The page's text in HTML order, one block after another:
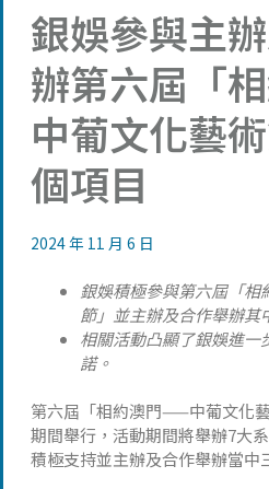
銀娛參與主
辦第六屆「
中葡文化藝
個項目
2024 年 11 月 6 日
銀娛積極參與第六屆「
節」並主辦及合作舉辦其
相關活動凸顯了銀娛進一
諾。
第六屆「相約澳門——中葡文化
期間舉行，活動期間將舉辦7大
積極支持並主辦及合作舉辦當中